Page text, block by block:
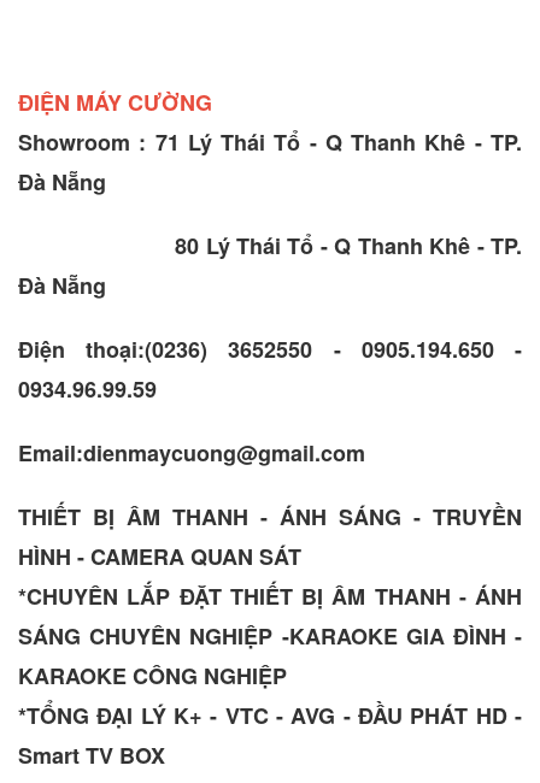
ĐIỆN MÁY CƯỜNG
Showroom : 71 Lý Thái Tổ - Q Thanh Khê - TP.
Đà Nẵng
80 Lý Thái Tổ - Q Thanh Khê - TP.
Đà Nẵng
Điện thoại:(0236) 3652550 - 0905.194.650 -
0934.96.99.59
Email:dienmaycuong@gmail.com
THIẾT BỊ ÂM THANH - ÁNH SÁNG - TRUYỀN
HÌNH - CAMERA QUAN SÁT
*CHUYÊN LẮP ĐẶT THIẾT BỊ ÂM THANH - ÁNH
SÁNG CHUYÊN NGHIỆP -KARAOKE GIA ĐÌNH -
KARAOKE CÔNG NGHIỆP
*TỔNG ĐẠI LÝ K+ - VTC - AVG - ĐẦU PHÁT HD -
Smart TV BOX